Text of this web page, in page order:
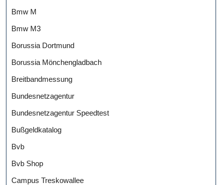
Bmw M
Bmw M3
Borussia Dortmund
Borussia Mönchengladbach
Breitbandmessung
Bundesnetzagentur
Bundesnetzagentur Speedtest
Bußgeldkatalog
Bvb
Bvb Shop
Campus Treskowallee